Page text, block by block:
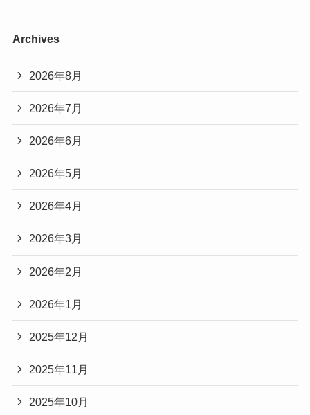
Archives
2026年8月
2026年7月
2026年6月
2026年5月
2026年4月
2026年3月
2026年2月
2026年1月
2025年12月
2025年11月
2025年10月